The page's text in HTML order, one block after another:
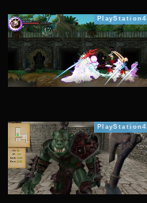
PlayStation4
PlayStation4